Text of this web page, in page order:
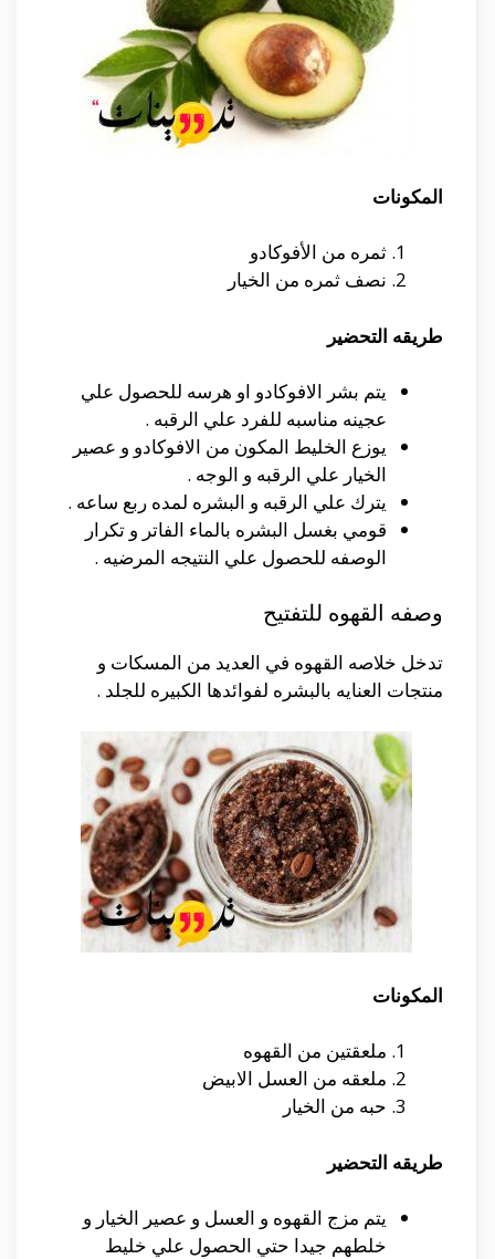
المكونات
ثمره من الأفوكادو
نصف ثمره من الخيار
طريقه التحضير
يتم بشر الافوكادو او هرسه للحصول علي
عجينه مناسبه للفرد علي الرقبه .
يوزع الخليط المكون من الافوكادو و عصير
الخيار علي الرقبه و الوجه .
يترك علي الرقبه و البشره لمده ربع ساعه .
قومي بغسل البشره بالماء الفاتر و تكرار
الوصفه للحصول علي النتيجه المرضيه .
وصفه القهوه للتفتيح
تدخل خلاصه القهوه في العديد من المسكات و
منتجات العنايه بالبشره لفوائدها الكبيره للجلد .
المكونات
ملعقتين من القهوه
ملعقه من العسل الابيض
حبه من الخيار
طريقه التحضير
يتم مزج القهوه و العسل و عصير الخيار و
خلطهم جيدا حتي الحصول علي خليط